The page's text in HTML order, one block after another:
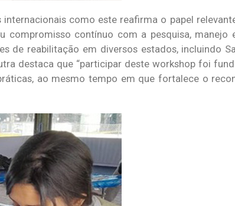
como este reafirma o papel
compromisso contínuo com a pesquisa, manejo
de reabilitação em diversos estados, incluindo
destaca que “participar deste workshop foi
ao mesmo tempo em que fortalece o